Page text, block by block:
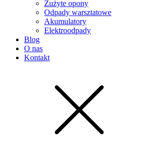
Zużyte opony
Odpady warsztatowe
Akumulatory
Elektroodpady
Blog
O nas
Kontakt